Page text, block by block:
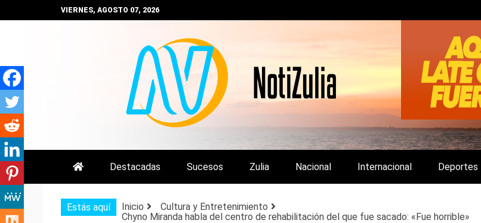
al
VIERNES, AGOSTO 07, 2026
NOTIZULIA
NOTICIAS DEL ZULIA, VENEZUELA Y DE INTERÉS GENERAL.
Destacadas Sucesos Zulia Nacional Internacional Deportes
Estás aquí Inicio
Cultura y Entretenimiento
Chyno Miranda habla del centro de rehabilitación del que fue sacado: «Fue horrible»